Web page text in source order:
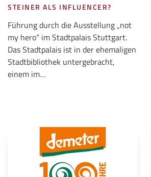
STEINER ALS INFLUENCER?
Führung durch die Ausstellung „not
my hero“ im Stadtpalais Stuttgart.
Das Stadtpalais ist in der ehemaligen
Stadtbibliothek untergebracht,
einem im…